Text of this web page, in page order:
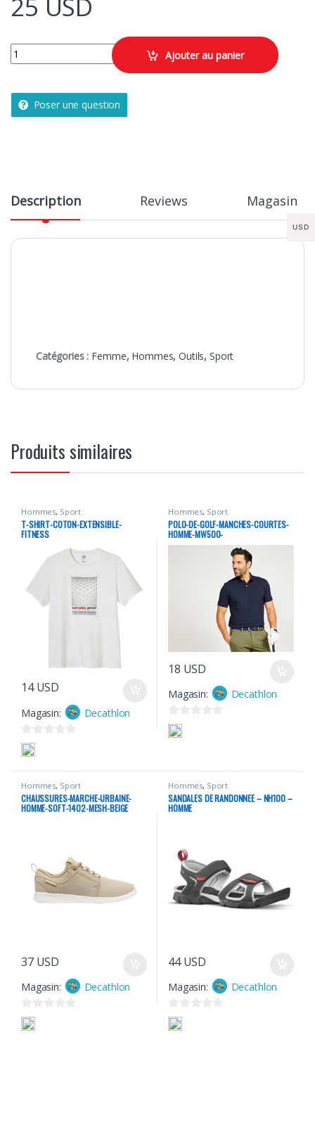
25 USD
Montre de sport a aiguilles enfant a300 s rouge quantity
Ajouter au panier
Poser une question
Description Reviews Magasin
Catégories : Femme, Hommes,Outils,Sport
Produits similaires
Hommes, Sport
T-SHIRT-COTON-EXTENSIBLE-
FITNESS
14USD
Magasin: Decathlon
0
s
r
5
Hommes, Sport
POLO-DE-GOLF-MANCHES-COURTES-
HOMME-MW500-
18 USD
Magasin: Decathlon
0
s
5
Hommes, Sport
CHAUSSURES-MARCHE-URBAINE-
HOMME-SOFT-1402-MESH-BEIGE
37 USD
Magasin: Decathlon
0
s
Hommes, Sport
SANDALES DE RANDONNEE – NH100 –
HOMME
44USD
Magasin: Decathlon
0
s
USD